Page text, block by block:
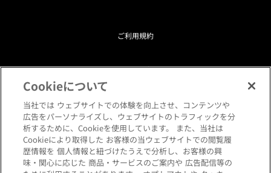
ご利用規約
プライバシーポリシー
クッキーポリシー
閲覧環境について
Cookieについて
当社では ウェブサイトでの体験を向上させ、コンテンツや
広告をパーソナライズし、ウェブサイトのトラフィックを分
析するために、Cookieを使用しています。 また、当社は
Cookieにより取得した お客様の当ウェブサイトでの閲覧履
歴情報を 個人情報と紐づけたうえで分析し、お客様の興
味・関心に応じた 商品・サービスのご案内や 広告配信等の